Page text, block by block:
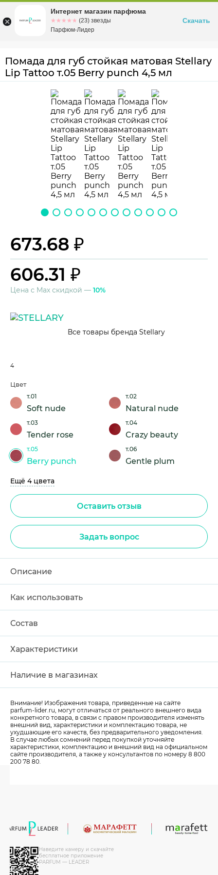
Омскул. Заозерная, 11, к. 1
Помада для губ стойкая матовая Stellary
Lip Tattoo т.05 Berry punch 4,5 мл
673.68 ₽
606.31 ₽
Цена с Max скидкой — 10%
Все товары бренда Stellary
4
Цвет
т.01
Soft nude
т.02
Natural nude
т.03
Tender rose
т.04
Crazy beauty
т.05
Berry punch
т.06
Gentle plum
Ещё 4 цвета
Оставить отзыв
Задать вопрос
Описание
Как использовать
Состав
Характеристики
Наличие в магазинах
Внимание! Изображения товара, приведенные на сайте
parfum-lider.ru, могут отличаться от реального внешнего вида
конкретного товара, в связи с правом производителя изменять
внешний вид, характеристики и комплектацию товара, не
ухудшающие его качеств, без предварительного уведомления.
В случае любых сомнений перед покупкой уточняйте
характеристики, комплектацию и внешний вид на официальном
сайте производителя, а также у консультантов по номеру 8 800
200 78 80.
Наведите камеру и скачайте
бесплатное приложение
PARFUM — LEADER
Интернет магазин парфюма
☆☆☆☆☆
★★★★★ (23) звезды
Парфюм-Лидер
Скачать